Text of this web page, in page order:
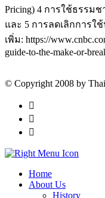
Pricing) 4 การใช้ธรรม
และ 5 การลดเลิกการใช้
เพิ่ม: https://
guide-to-the-make-or-
© Copyright 2008 by
Home
About Us
History